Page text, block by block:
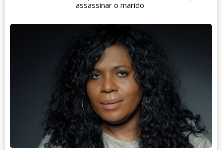
assassinar o marido